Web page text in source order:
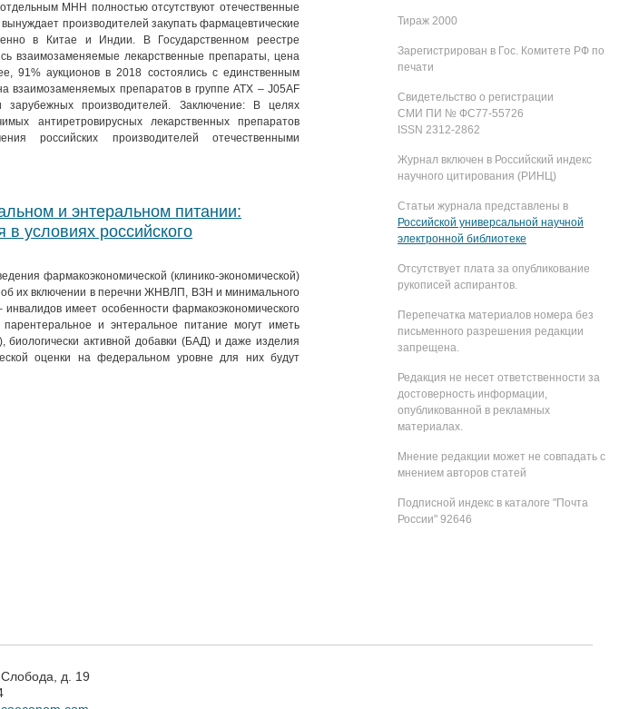
МНН полностью отсутствуют отечественные
производителей закупать фармацевтические
в Китае и Индии. В Государственном реестре
взаимозаменяемые лекарственные препараты, цена
91% аукционов в 2018 состоялись с единственным
взаимозаменяемых препаратов в группе АТХ – J05AF
зарубежных производителей. Заключение: В целях
антиретровирусных лекарственных препаратов
российских производителей отечественными
и энтеральном питании:
в условиях российского
фармакоэкономической (клинико-экономической)
их включении в перечни ЖНВЛП, ВЗН и минимального
имеет особенности фармакоэкономического
и энтеральное питание могут иметь
биологически активной добавки (БАД) и даже изделия
оценки на федеральном уровне для них будут
Тираж 2000
Зарегистрирован в Гос. Комитете РФ по
печати
Свидетельство о регистрации
СМИ ПИ № ФС77-55726
ISSN 2312-2862
Журнал включен в Российский индекс
научного цитирования (РИНЦ)
Статьи журнала представлены в
Российской универсальной научной
электронной библиотеке
Отсутствует плата за опубликование
рукописей аспирантов.
Перепечатка материалов номера без
письменного разрешения редакции
запрещена.
Редакция не несет ответственности за
достоверность информации,
опубликованной в рекламных
материалах.
Мнение редакции может не совпадать с
мнением авторов статей
Подписной индекс в каталоге "Почта
России" 92646
д. 19